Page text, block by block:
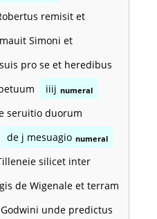
remisit et
Simoni et
pro se et heredibus
iiij numeral
seruitio duorum
de j mesuagio numeral
silicet inter
de Wigenale et terram
unde predictus